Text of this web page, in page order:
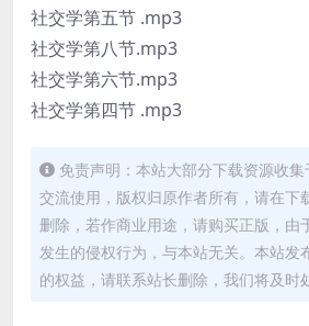
社交学第五节 .mp3
社交学第八节.mp3
社交学第六节.mp3
社交学第四节 .mp3
免责声明：本站大部分下载资源收
交流使用，版权归原作者所有，请在下
删除，若作商业用途，请购买正版，由
发生的侵权行为，与本站无关。本站发
的权益，请联系站长删除，我们将及时